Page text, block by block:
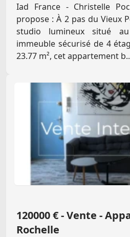
Iad France - Christelle
propose : À 2 pas du Vieux
studio lumineux situé
immeuble sécurisé de 4
23.77 m², cet appartement
120000 € - Vente -
Rochelle